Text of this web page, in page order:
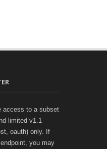
access to a subset
limited v1.1
oauth) only. If
you may